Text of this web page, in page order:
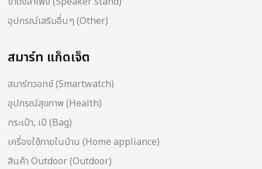
อุปกรณ์เสริมอื่นๆ (Other)
สมาร์ท แก็ดเจ็ต
สมาร์ทวอทช์ (Smartwatch)
อุปกรณ์สุขภาพ (Health)
กระเป๋า, เป้ (Bag)
เครื่องใช้ภายในบ้าน (Home appliance)
สินค้า Outdoor (Outdoor)